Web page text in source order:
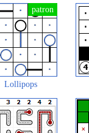
Lollipops